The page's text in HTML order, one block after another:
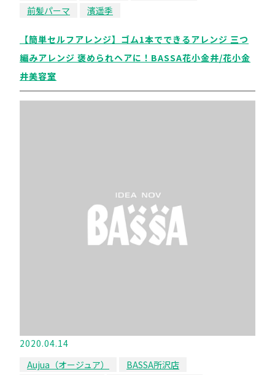
前髪パーマ
濱遥季
【簡単セルフアレンジ】ゴム1本でできるアレンジ 三つ
編みアレンジ 褒められヘアに！BASSA花小金井/花小金
井美容室
2020.04.14
Aujua（オージュア）
BASSA所沢店